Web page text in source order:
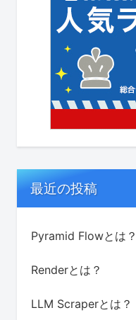
最近の投稿
Pyramid Flowとは？
Renderとは？
LLM Scraperとは？